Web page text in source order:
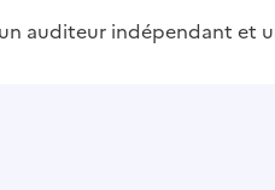
auditeur indépendant